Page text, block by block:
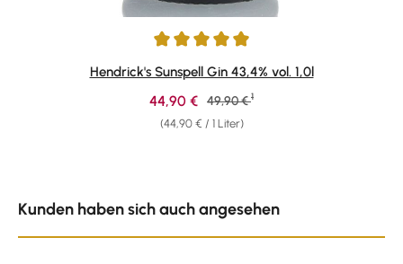
Durchschnittliche Bewertung von 5 von 5 Sternen
Hendrick's Sunspell Gin 43,4% vol. 1,0l
(44,90 € / 1 Liter)
Verkaufspreis:
44,90 € Regulärer Preis:
49,90 € 1
Kunden haben sich auch angesehen